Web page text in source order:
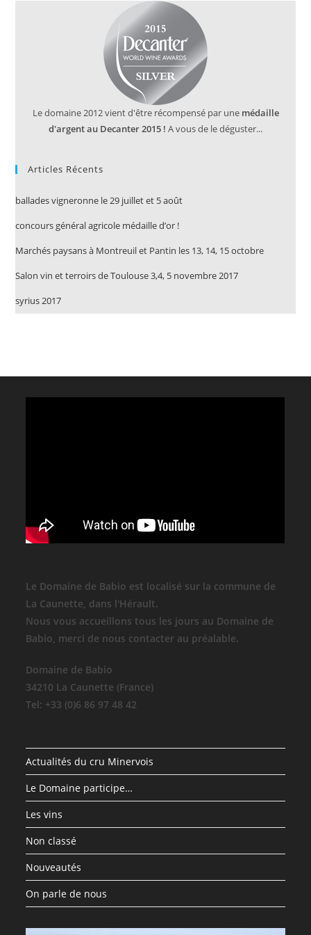
Le domaine 2012 vient d'être récompensé par une médaille
d'argent au Decanter 2015 ! A vous de le déguster...
Articles Récents
ballades vigneronne le 29 juillet et 5 août
concours général agricole médaille d’or !
Marchés paysans à Montreuil et Pantin les 13, 14, 15 octobre
Salon vin et terroirs de Toulouse 3,4, 5 novembre 2017
syrius 2017
Le Domaine de Babio est localisé sur la commune de
La Caunette, dans l'Hérault.
Nous vous accueillons tous les jours au Domaine de
Babio, merci de nous contacter au préalable.
Domaine de Babio
34210 La Caunette (France)
Tel: +33 (0)6 86 97 48 42
Actualités du cru Minervois
Le Domaine participe…
Les vins
Non classé
Nouveautés
On parle de nous